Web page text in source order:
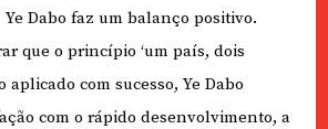
Dabo faz um balanço positivo.
que o princípio ‘um país, dois
aplicado com sucesso, Ye Dabo
com o rápido desenvolvimento, a